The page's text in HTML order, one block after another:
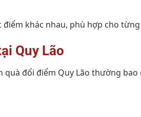
điểm khác nhau, phù hợp cho
Quy Lão
quà đổi điểm Quy Lão thường bao